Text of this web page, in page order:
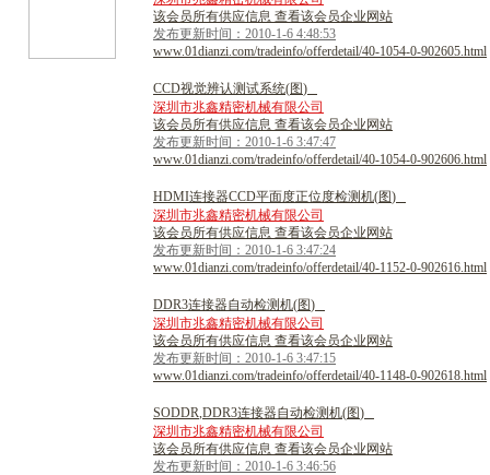
该会员所有供应信息 查看该会员企业网站
发布更新时间：2010-1-6 4:48:53
www.01dianzi.com/tradeinfo/offerdetail/40-1054-0-902605.html
CCD视觉辨认测试系统(图)
深圳市兆鑫精密机械有限公司
该会员所有供应信息 查看该会员企业网站
发布更新时间：2010-1-6 3:47:47
www.01dianzi.com/tradeinfo/offerdetail/40-1054-0-902606.html
HDMI连接器CCD平面度正位度检测机(图)
深圳市兆鑫精密机械有限公司
该会员所有供应信息 查看该会员企业网站
发布更新时间：2010-1-6 3:47:24
www.01dianzi.com/tradeinfo/offerdetail/40-1152-0-902616.html
DDR3连接器自动检测机(图)
深圳市兆鑫精密机械有限公司
该会员所有供应信息 查看该会员企业网站
发布更新时间：2010-1-6 3:47:15
www.01dianzi.com/tradeinfo/offerdetail/40-1148-0-902618.html
SODDR,DDR3连接器自动检测机(图)
深圳市兆鑫精密机械有限公司
该会员所有供应信息 查看该会员企业网站
发布更新时间：2010-1-6 3:46:56